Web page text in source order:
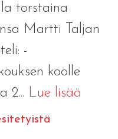
torstaina
Martti Taljan
-
koolle
2... Lue lisää